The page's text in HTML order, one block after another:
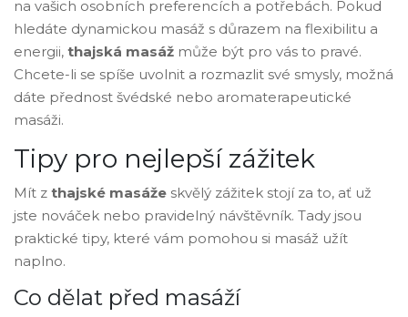
na vašich osobních preferencích a potřebách. Pokud
hledáte dynamickou masáž s důrazem na flexibilitu a
energii, thajská masáž může být pro vás to pravé.
Chcete-li se spíše uvolnit a rozmazlit své smysly, možná
dáte přednost švédské nebo aromaterapeutické
masáži.
Tipy pro nejlepší zážitek
Mít z thajské masáže skvělý zážitek stojí za to, ať už
jste nováček nebo pravidelný návštěvník. Tady jsou
praktické tipy, které vám pomohou si masáž užít
naplno.
Co dělat před masáží